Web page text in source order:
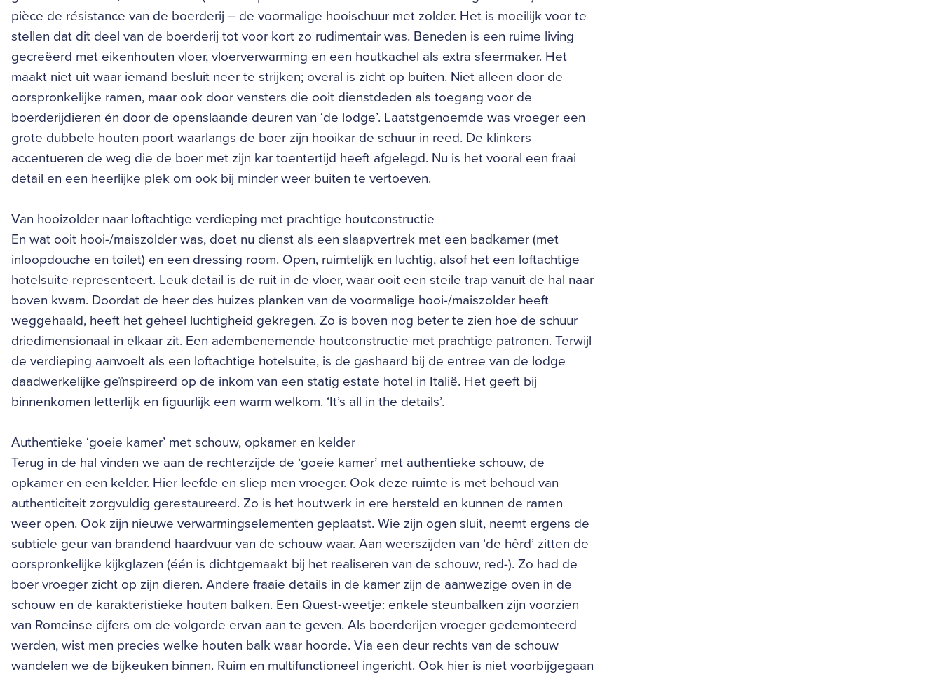
pièce de résistance van de boerderij – de voormalige hooischuur met zolder. Het is moeilijk voor te
stellen dat dit deel van de boerderij tot voor kort zo rudimentair was. Beneden is een ruime living
gecreëerd met eikenhouten vloer, vloerverwarming en een houtkachel als extra sfeermaker. Het
maakt niet uit waar iemand besluit neer te strijken; overal is zicht op buiten. Niet alleen door de
oorspronkelijke ramen, maar ook door vensters die ooit dienstdeden als toegang voor de
boerderijdieren én door de openslaande deuren van ‘de lodge’. Laatstgenoemde was vroeger een
grote dubbele houten poort waarlangs de boer zijn hooikar de schuur in reed. De klinkers
accentueren de weg die de boer met zijn kar toentertijd heeft afgelegd. Nu is het vooral een fraai
detail en een heerlijke plek om ook bij minder weer buiten te vertoeven.
Van hooizolder naar loftachtige verdieping met prachtige houtconstructie
En wat ooit hooi-/maiszolder was, doet nu dienst als een slaapvertrek met een badkamer (met
inloopdouche en toilet) en een dressing room. Open, ruimtelijk en luchtig, alsof het een loftachtige
hotelsuite representeert. Leuk detail is de ruit in de vloer, waar ooit een steile trap vanuit de hal naar
boven kwam. Doordat de heer des huizes planken van de voormalige hooi-/maiszolder heeft
weggehaald, heeft het geheel luchtigheid gekregen. Zo is boven nog beter te zien hoe de schuur
driedimensionaal in elkaar zit. Een adembenemende houtconstructie met prachtige patronen. Terwijl
de verdieping aanvoelt als een loftachtige hotelsuite, is de gashaard bij de entree van de lodge
daadwerkelijke geïnspireerd op de inkom van een statig estate hotel in Italië. Het geeft bij
binnenkomen letterlijk en figuurlijk een warm welkom. ‘It’s all in the details’.
Authentieke ‘goeie kamer’ met schouw, opkamer en kelder
Terug in de hal vinden we aan de rechterzijde de ‘goeie kamer’ met authentieke schouw, de
opkamer en een kelder. Hier leefde en sliep men vroeger. Ook deze ruimte is met behoud van
authenticiteit zorgvuldig gerestaureerd. Zo is het houtwerk in ere hersteld en kunnen de ramen
weer open. Ook zijn nieuwe verwarmingselementen geplaatst. Wie zijn ogen sluit, neemt ergens de
subtiele geur van brandend haardvuur van de schouw waar. Aan weerszijden van ‘de hêrd’ zitten de
oorspronkelijke kijkglazen (één is dichtgemaakt bij het realiseren van de schouw, red-). Zo had de
boer vroeger zicht op zijn dieren. Andere fraaie details in de kamer zijn de aanwezige oven in de
schouw en de karakteristieke houten balken. Een Quest-weetje: enkele steunbalken zijn voorzien
van Romeinse cijfers om de volgorde ervan aan te geven. Als boerderijen vroeger gedemonteerd
werden, wist men precies welke houten balk waar hoorde. Via een deur rechts van de schouw
wandelen we de bijkeuken binnen. Ruim en multifunctioneel ingericht. Ook hier is niet voorbijgegaan